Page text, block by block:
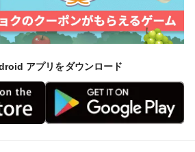
アプリをダウンロード